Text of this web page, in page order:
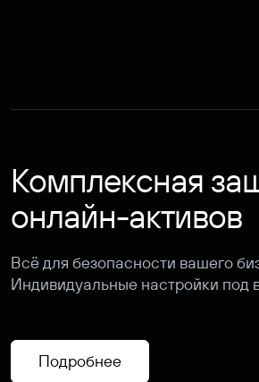
Комплексная
онлайн-активов
Всё для безопасности вашего
Индивидуальные настройки под
Подробнее